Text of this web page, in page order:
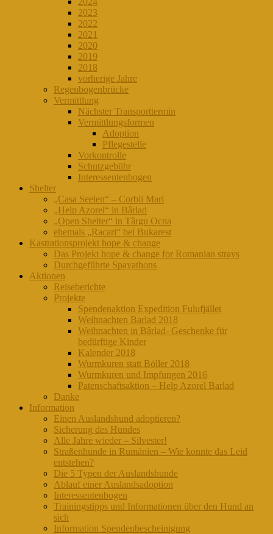
2023
2022
2021
2020
2019
2018
vorherige Jahre
Regenbogenbrücke
Vermittlung
Nächster Transporttermin
Vermittlungsformen
Adoption
Pflegestelle
Vorkontrolle
Schutzgebühr
Interessentenbogen
Shelter
„Casa Seelen“ – Corbii Mari
„Help Azorel“ in Bârlad
„Open Shelter“ in Târgu Ocna
ehemals „Racari“ bei Bukarest
Kastrationsprojekt hope & change
Das Projekt hope & change for Romanian strays
Durchgeführte Spayathons
Aktionen
Reiseberichte
Projekte
Spendenaktion Expedition Fulufjället
Weihnachten Barlad 2018
Weihnachten in Bârlad- Geschenke für
bedürftige Kinder
Kalender 2018
Wurmkuren statt Böller 2018
Wurmkuren und Impfungen 2016
Patenschaftsaktion – Help Azorel Barlad
Danke
Information
Einen Auslandshund adoptieren?
Sicherung des Hundes
Alle Jahre wieder – Silvester!
Straßenhunde in Rumänien – Wie konnte das Leid
entstehen?
Die 5 Typen der Auslandshunde
Ablauf einer Auslandsadoption
Interessentenbogen
Trainingstipps und Informationen über den Hund an
sich
Information Spendenbescheinigung